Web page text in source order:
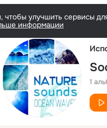
улучшить сервисы
информации
1